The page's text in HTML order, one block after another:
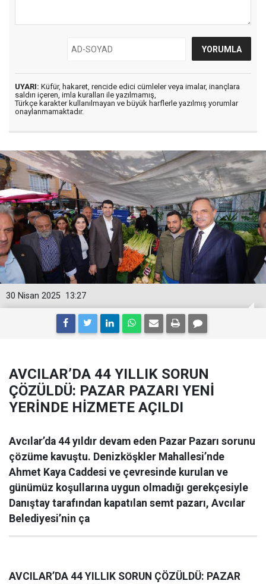
UYARI: Küfür, hakaret, rencide edici cümleler veya imalar, inançlara
saldırı içeren, imla kuralları ile yazılmamış,
Türkçe karakter kullanılmayan ve büyük harflerle yazılmış yorumlar
onaylanmamaktadır.
13:27
30 Nisan 2025
AVCILAR’DA 44 YILLIK SORUN
ÇÖZÜLDÜ: PAZAR PAZARI YENİ
YERİNDE HİZMETE AÇILDI
Avcılar’da 44 yıldır devam eden Pazar Pazarı sorunu
çözüme kavuştu. Denizköşkler Mahallesi’nde
Ahmet Kaya Caddesi ve çevresinde kurulan ve
günümüz koşullarına uygun olmadığı gerekçesiyle
Danıştay tarafından kapatılan semt pazarı, Avcılar
Belediyesi’nin ça
AVCILAR’DA 44 YILLIK SORUN ÇÖZÜLDÜ: PAZAR